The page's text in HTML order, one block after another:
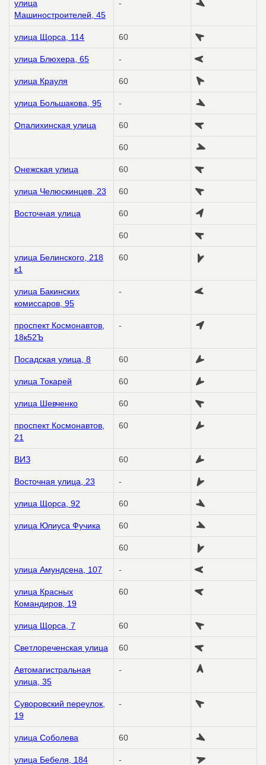
улица
Машиностроителей, 45
-
улица Щорса, 114 60
улица Блюхера, 65 -
улица Крауля 60
улица Большакова, 95 -
Опалихинская улица 60
60
Онежская улица 60
улица Челюскинцев, 23 60
Восточная улица 60
60
улица Белинского, 218
к1
60
улица Бакинских
комиссаров, 95
-
проспект Космонавтов,
18к52Ъ
-
Посадская улица, 8 60
улица Токарей 60
улица Шевченко 60
проспект Космонавтов,
21
60
ВИЗ 60
Восточная улица, 23 -
улица Щорса, 92 60
улица Юлиуса Фучика 60
60
улица Амундсена, 107 -
улица Красных
Командиров, 19
60
улица Щорса, 7 60
Светлореченская улица 60
Автомагистральная
улица, 35
-
Суворовский переулок,
19
-
улица Соболева 60
улица Бебеля, 184 -